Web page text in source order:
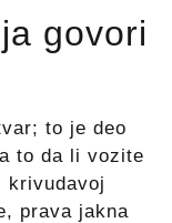
govori
to je deo
to da li vozite
krivudavoj
prava jakna